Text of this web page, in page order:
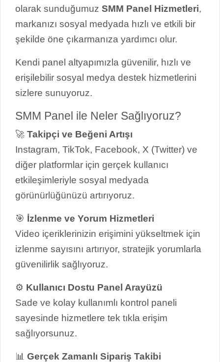
olarak sunduğumuz SMM Panel Hizmetleri,
markanızı sosyal medyada hızlı ve etkili bir
şekilde öne çıkarmanıza yardımcı olur.
Kendi panel altyapımızla güvenilir, hızlı ve
erişilebilir sosyal medya destek hizmetlerini
sizlere sunuyoruz.
SMM Panel ile Neler Sağlıyoruz?
🚀 Takipçi ve Beğeni Artışı
Instagram, TikTok, Facebook, X (Twitter) ve
diğer platformlar için gerçek kullanıcı
etkileşimleriyle sosyal medyada
görünürlüğünüzü artırıyoruz.
🎯 İzlenme ve Yorum Hizmetleri
Video içeriklerinizin erişimini yükseltmek için
izlenme sayısını artırıyor, stratejik yorumlarla
güvenilirlik sağlıyoruz.
⚙️ Kullanıcı Dostu Panel Arayüzü
Sade ve kolay kullanımlı kontrol paneli
sayesinde hizmetlere tek tıkla erişim
sağlıyorsunuz.
📊 Gerçek Zamanlı Sipariş Takibi